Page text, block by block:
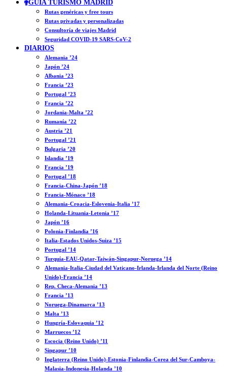
GUÍA TURISMO MADRID
Rutas genéricas y free tours
Rutas privadas y personalizadas
Consultoría de viajes Madrid
Seguridad COVID-19 SARS-CoV-2
DIARIOS
Alemania ’24
Japón ’24
Albania ’23
Francia ’23
Portugal ’23
Francia ’22
Jordania-Malta ’22
Rumanía ’22
Austria ’21
Portugal ’21
Bulgaria ’20
Islandia ’19
Francia ’19
Portugal ’18
Francia-China-Japón ’18
Francia-Mónaco ’18
Alemania-Croacia-Eslovenia-Italia ’17
Holanda-Lituania-Letonia ’17
Japón ’16
Polonia-Finlandia ’16
Italia-Estados Unidos-Suiza ’15
Portugal ’14
Turquía-EAU-Qatar-Taiwán-Singapur-Noruega ’14
Alemania-Italia-Ciudad del Vaticano-Irlanda-Irlanda del Norte (Reino
Unido)-Francia ’14
Rep. Checa-Alemania ’13
Francia ’13
Noruega-Dinamarca ’13
Malta ’13
Hungría-Eslovaquia ’12
Marruecos ’12
Escocia (Reino Unido) ’11
Singapur ’10
Inglaterra (Reino Unido)-Estonia-Finlandia-Corea del Sur-Camboya-
Malasia-Indonesia-Holanda ’10